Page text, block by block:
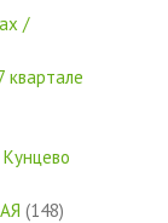
/
квартале
(148)